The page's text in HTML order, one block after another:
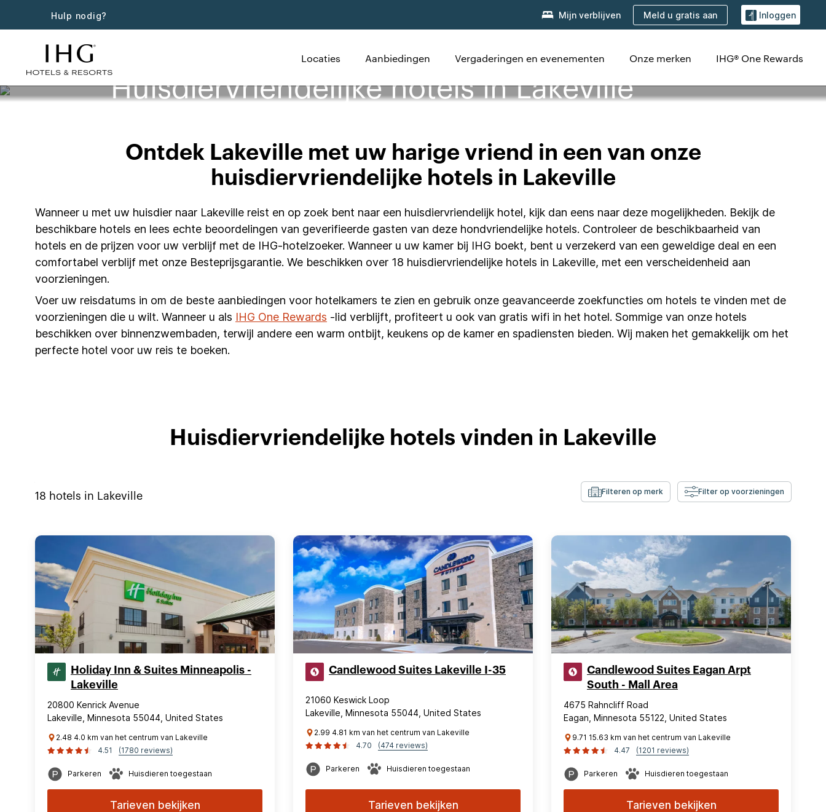
Hulp nodig? Mijn verblijven Meld u gratis aan Inloggen
Locaties Aanbiedingen Vergaderingen en evenementen Onze merken IHG® One Rewards
Huisdiervriendelijke hotels in Lakeville
Ontdek Lakeville met uw harige vriend in een van onze
huisdiervriendelijke hotels in Lakeville
Wanneer u met uw huisdier naar Lakeville reist en op zoek bent naar een huisdiervriendelijk hotel, kijk dan eens naar deze mogelijkheden. Bekijk de
beschikbare hotels en lees echte beoordelingen van geverifieerde gasten van deze hondvriendelijke hotels. Controleer de beschikbaarheid van
hotels en de prijzen voor uw verblijf met de IHG-hotelzoeker. Wanneer u uw kamer bij IHG boekt, bent u verzekerd van een geweldige deal en een
comfortabel verblijf met onze Besteprijsgarantie. We beschikken over 18 huisdiervriendelijke hotels in Lakeville, met een verscheidenheid aan
voorzieningen.
Voer uw reisdatums in om de beste aanbiedingen voor hotelkamers te zien en gebruik onze geavanceerde zoekfuncties om hotels te vinden met de
voorzieningen die u wilt. Wanneer u als IHG One Rewards -lid verblijft, profiteert u ook van gratis wifi in het hotel. Sommige van onze hotels
beschikken over binnenzwembaden, terwijl andere een warm ontbijt, keukens op de kamer en spadiensten bieden. Wij maken het gemakkelijk om het
perfecte hotel voor uw reis te boeken.
Huisdiervriendelijke hotels vinden in Lakeville
18 hotels in Lakeville Filteren op merk Filter op voorzieningen
Holiday Inn & Suites Minneapolis -
Lakeville
20800 Kenrick Avenue
Lakeville, Minnesota 55044, United States
2.48 4.0 km van het centrum van Lakeville
4.51
(1780 reviews)
Parkeren Huisdieren toegestaan
Tarieven bekijken
Candlewood Suites Lakeville I-35
21060 Keswick Loop
Lakeville, Minnesota 55044, United States
2.99 4.81 km van het centrum van Lakeville
4.70
(474 reviews)
Parkeren Huisdieren toegestaan
Tarieven bekijken
Candlewood Suites Eagan Arpt
South - Mall Area
4675 Rahncliff Road
Eagan, Minnesota 55122, United States
9.71 15.63 km van het centrum van Lakeville
4.47
(1201 reviews)
Parkeren Huisdieren toegestaan
Tarieven bekijken